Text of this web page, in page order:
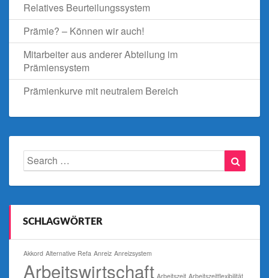
Relatives Beurteilungssystem
Prämie? – Können wir auch!
Mitarbeiter aus anderer Abteilung im
Prämiensystem
Prämienkurve mit neutralem Bereich
Search
for:
SCHLAGWÖRTER
Akkord Alternative Refa Anreiz Anreizsystem
Arbeitswirtschaft Arbeitszeit Arbeitszeitflexibilität